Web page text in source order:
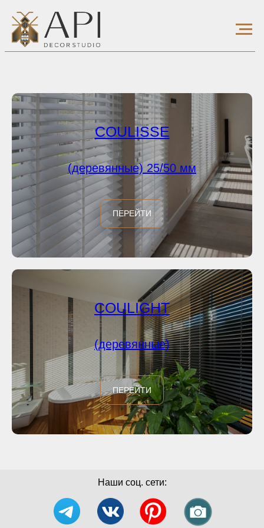
COULISSE
(деревянные) 25/50 мм
ПЕРЕЙТИ
COULIGHT
(деревянные)
ПЕРЕЙТИ
Наши соц. сети: